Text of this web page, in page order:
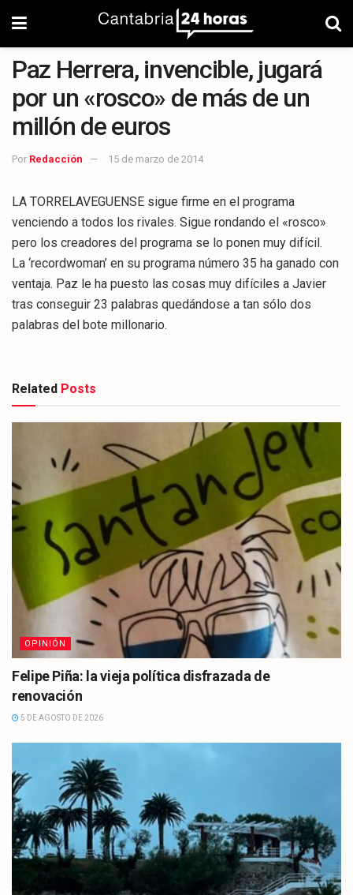
Paz Herrera, invencible, jugará
por un «rosco» de más de un
millón de euros
Por Redacción 15 de marzo de 2014
LA TORRELAVEGUENSE sigue firme en el programa
venciendo a todos los rivales. Sigue rondando el «rosco»
pero los creadores del programa se lo ponen muy difícil.
La ‘recordwoman’ en su programa número 35 ha ganado con
ventaja. Paz le ha puesto las cosas muy difíciles a Javier
tras conseguir 23 palabras quedándose a tan sólo dos
palabras del bote millonario.
Related Posts
OPINIÓN
Felipe Piña: la vieja política disfrazada de
renovación
5 DE AGOSTO DE 2026